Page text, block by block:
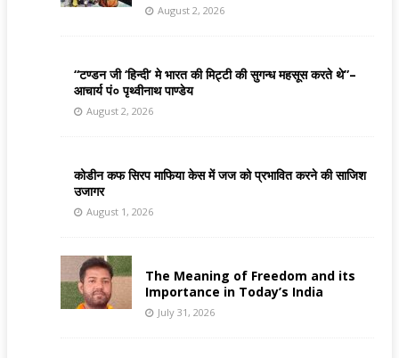
August 2, 2026
“टण्डन जी ‘हिन्दी’ मे भारत की मिट्टी की सुगन्ध महसूस करते थे”–
आचार्य पं० पृथ्वीनाथ पाण्डेय
August 2, 2026
कोडीन कफ सिरप माफिया केस में जज को प्रभावित करने की साजिश
उजागर
August 1, 2026
The Meaning of Freedom and its
Importance in Today’s India
July 31, 2026